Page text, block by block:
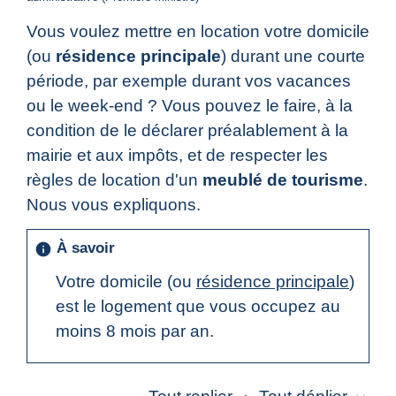
Vous voulez mettre en location votre domicile
(ou résidence principale) durant une courte
période, par exemple durant vos vacances
ou le week-end ? Vous pouvez le faire, à la
condition de le déclarer préalablement à la
mairie et aux impôts, et de respecter les
règles de location d'un meublé de tourisme.
Nous vous expliquons.
info À savoir
Votre domicile (ou résidence principale)
est le logement que vous occupez au
moins 8 mois par an.